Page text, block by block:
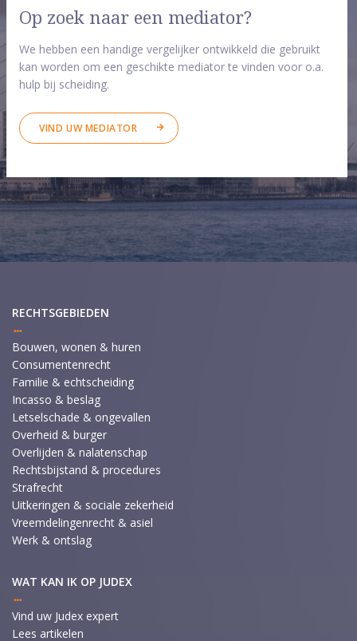
Op zoek naar een mediator?
We hebben een handige vergelijker ontwikkeld die gebruikt
kan worden om een geschikte mediator te vinden voor o.a.
hulp bij scheiding.
VIND UW MEDIATOR
RECHTSGEBIEDEN
Bouwen, wonen & huren
Consumentenrecht
Familie & echtscheiding
Incasso & beslag
Letselschade & ongevallen
Overheid & burger
Overlijden & nalatenschap
Rechtsbijstand & procedures
Strafrecht
Uitkeringen & sociale zekerheid
Vreemdelingenrecht & asiel
Werk & ontslag
WAT KAN IK OP JUDEX
Vind uw Judex expert
Lees artikelen